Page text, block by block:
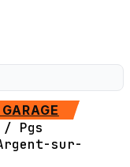
/ Pgs
sur-